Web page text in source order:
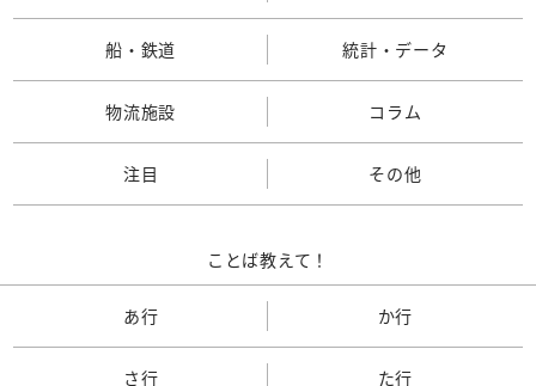
船・鉄道 統計・データ
物流施設 コラム
注目 その他
ことば教えて！
あ行 か行
さ行 た行